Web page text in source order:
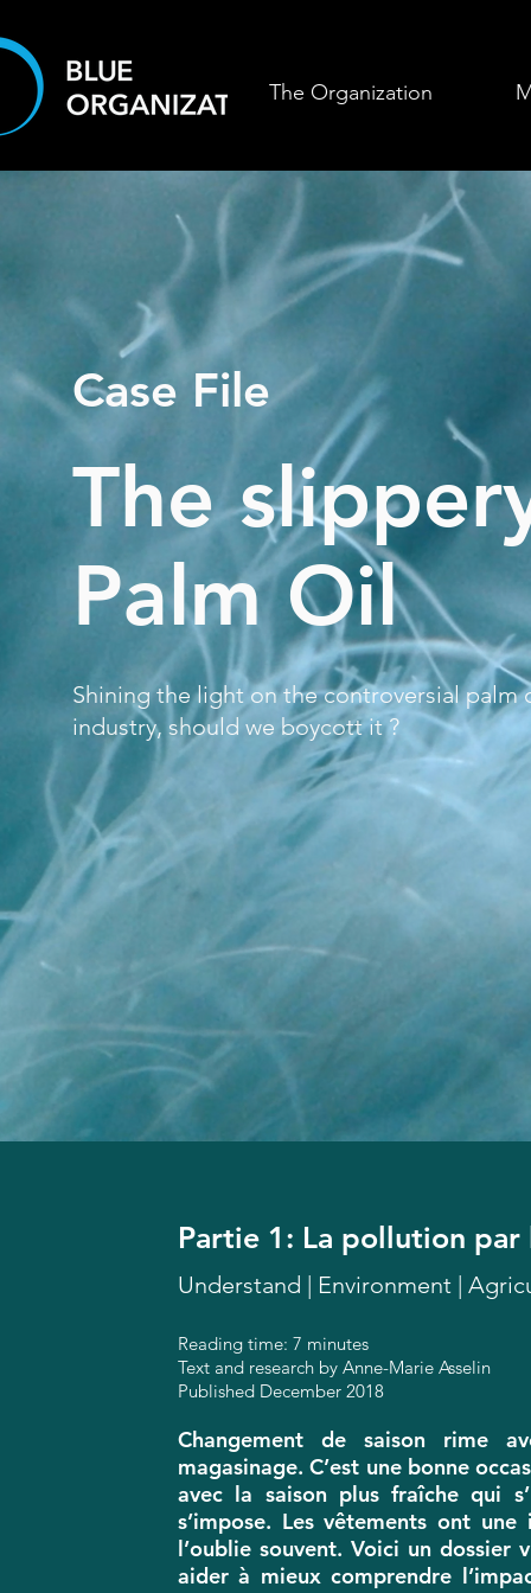
The Organization
Case File
The
Palm Oil
Shining the light on the controversial palm
industry, should we boycott it ?
Partie 1: La pollution
Understand | Environment |
Reading time: 7 minutes
Text and research by Anne-Marie Asselin
Published December 2018
Changement de saison rime
magasinage. C’est une bonne
avec la saison plus fraîche qui
s’impose. Les vêtements ont
l’oublie souvent. Voici un
aider à mieux comprendre